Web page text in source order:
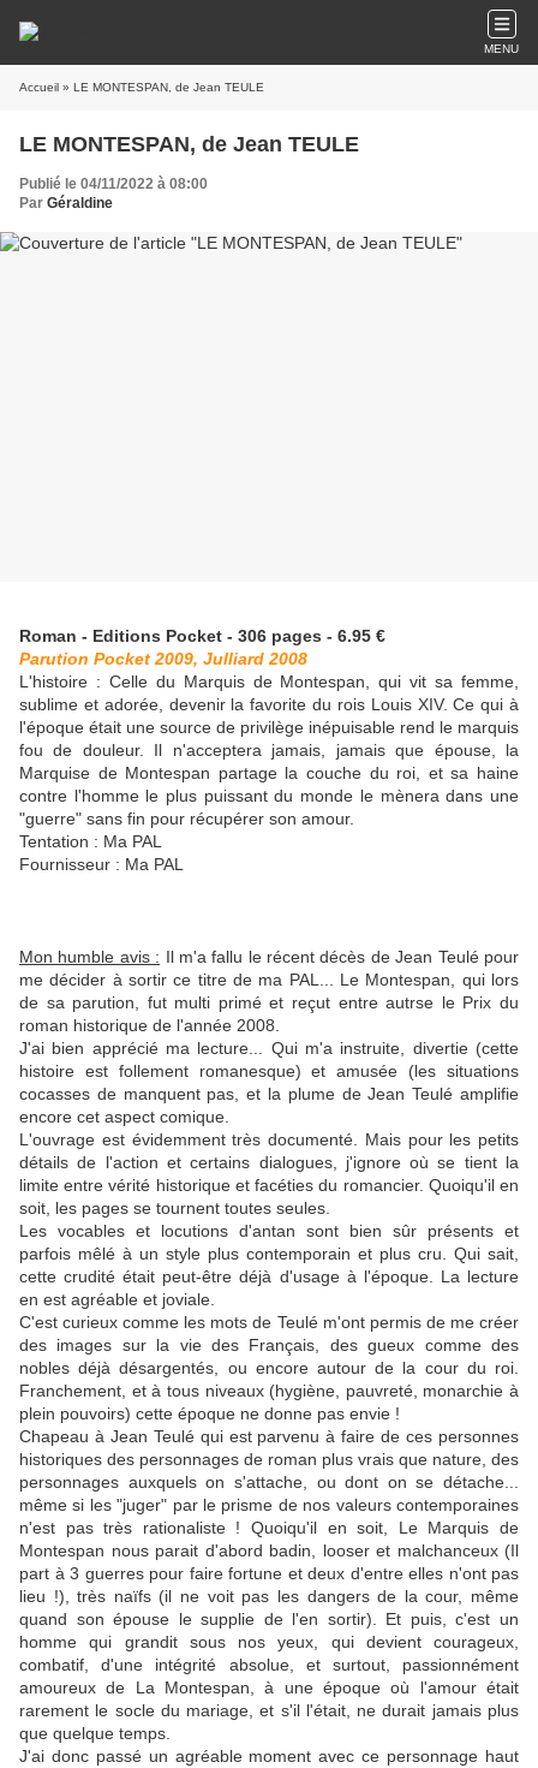
MENU
Accueil » LE MONTESPAN, de Jean TEULE
LE MONTESPAN, de Jean TEULE
Publié le 04/11/2022 à 08:00
Par Géraldine
Roman - Editions Pocket - 306 pages - 6.95 €
Parution Pocket 2009, Julliard 2008
L'histoire : Celle du Marquis de Montespan, qui vit sa femme,
sublime et adorée, devenir la favorite du rois Louis XIV. Ce qui à
l'époque était une source de privilège inépuisable rend le marquis
fou de douleur. Il n'acceptera jamais, jamais que épouse, la
Marquise de Montespan partage la couche du roi, et sa haine
contre l'homme le plus puissant du monde le mènera dans une
"guerre" sans fin pour récupérer son amour.
Tentation : Ma PAL
Fournisseur : Ma PAL
Mon humble avis : Il m'a fallu le récent décès de Jean Teulé pour
me décider à sortir ce titre de ma PAL... Le Montespan, qui lors
de sa parution, fut multi primé et reçut entre autrse le Prix du
roman historique de l'année 2008.
J'ai bien apprécié ma lecture... Qui m'a instruite, divertie (cette
histoire est follement romanesque) et amusée (les situations
cocasses de manquent pas, et la plume de Jean Teulé amplifie
encore cet aspect comique.
L'ouvrage est évidemment très documenté. Mais pour les petits
détails de l'action et certains dialogues, j'ignore où se tient la
limite entre vérité historique et facéties du romancier. Quoiqu'il en
soit, les pages se tournent toutes seules.
Les vocables et locutions d'antan sont bien sûr présents et
parfois mêlé à un style plus contemporain et plus cru. Qui sait,
cette crudité était peut-être déjà d'usage à l'époque. La lecture
en est agréable et joviale.
C'est curieux comme les mots de Teulé m'ont permis de me créer
des images sur la vie des Français, des gueux comme des
nobles déjà désargentés, ou encore autour de la cour du roi.
Franchement, et à tous niveaux (hygiène, pauvreté, monarchie à
plein pouvoirs) cette époque ne donne pas envie !
Chapeau à Jean Teulé qui est parvenu à faire de ces personnes
historiques des personnages de roman plus vrais que nature, des
personnages auxquels on s'attache, ou dont on se détache...
même si les "juger" par le prisme de nos valeurs contemporaines
n'est pas très rationaliste ! Quoiqu'il en soit, Le Marquis de
Montespan nous parait d'abord badin, looser et malchanceux (Il
part à 3 guerres pour faire fortune et deux d'entre elles n'ont pas
lieu !), très naïfs (il ne voit pas les dangers de la cour, même
quand son épouse le supplie de l'en sortir). Et puis, c'est un
homme qui grandit sous nos yeux, qui devient courageux,
combatif, d'une intégrité absolue, et surtout, passionnément
amoureux de La Montespan, à une époque où l'amour était
rarement le socle du mariage, et s'il l'était, ne durait jamais plus
que quelque temps.
J'ai donc passé un agréable moment avec ce personnage haut